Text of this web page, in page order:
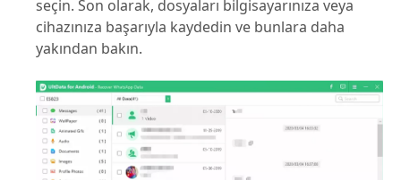
seçin. Son olarak, dosyaları bilgisayarınıza veya
cihazınıza başarıyla kaydedin ve bunlara daha
yakından bakın.